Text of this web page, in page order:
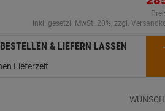
derselbeninkl. gesetzl. MwSt. 20%, zzgl.
& LIEFERN LASSEN
Lieferzeit